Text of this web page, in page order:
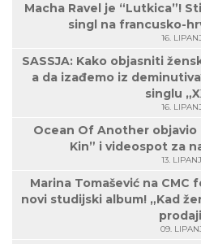
Macha Ravel je “Lutkica”!
singl na francusko-
16. LIPANJ
SASSJA: Kako objasniti
a da izađemo iz
singlu
16. LIPANJ
Ocean Of Another objavio
Kin” i videospot za
13. LIPANJ
Marina Tomašević na
novi studijski album! „Kad
09.